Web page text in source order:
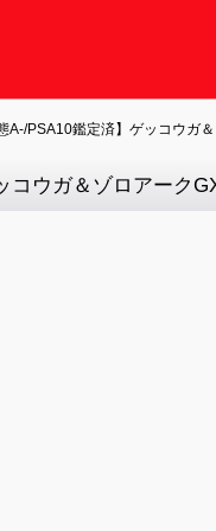
態A-/PSA10鑑定済】ゲッコウガ
コウガ＆ゾロアーク